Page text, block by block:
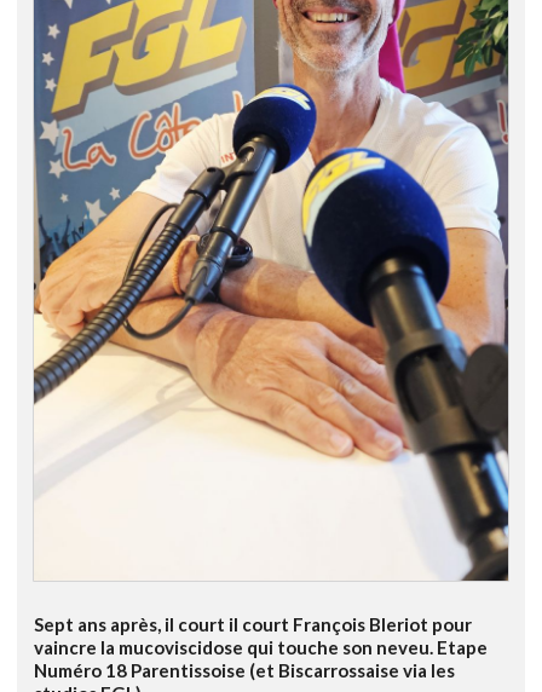
Sept ans après, il court il court François Bleriot pour
vaincre la mucoviscidose qui touche son neveu. Etape
Numéro 18 Parentissoise (et Biscarrossaise via les